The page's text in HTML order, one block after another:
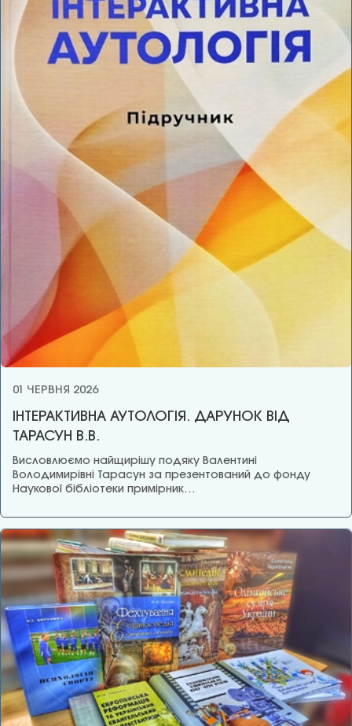
01 ЧЕРВНЯ 2026
ІНТЕРАКТИВНА АУТОЛОГІЯ. ДАРУНОК ВІД
ТАРАСУН В.В.
Висловлюємо найщирішу подяку Валентині
Володимирівні Тарасун за презентований до фонду
Наукової бібліотеки примірник…